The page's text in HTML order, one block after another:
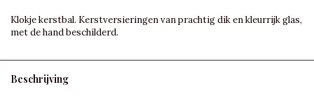
Klokje kerstbal. Kerstversieringen van prachtig dik en kleurrijk glas,
met de hand beschilderd.
Beschrijving